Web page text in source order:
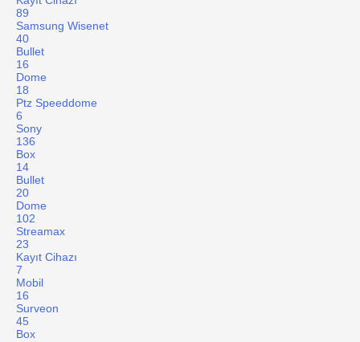
89
Samsung Wisenet
40
Bullet
16
Dome
18
Ptz Speeddome
6
Sony
136
Box
14
Bullet
20
Dome
102
Streamax
23
Kayıt Cihazı
7
Mobil
16
Surveon
45
Box